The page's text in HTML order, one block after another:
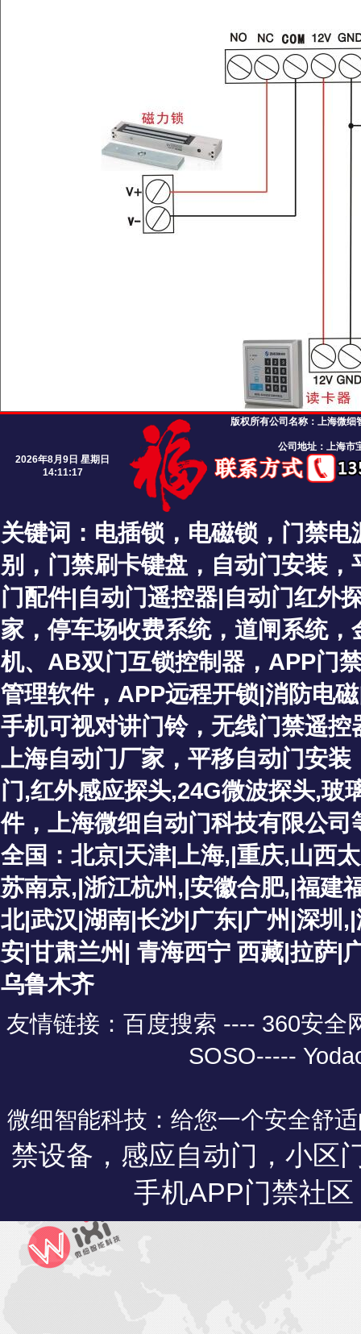
2026年8月9日 星期日
14:11:18
版权所有公司名称： 上海微细
公司地址：上海市
关键词： 电插锁 ， 电磁锁 ， 门禁电
别 ， 门禁刷卡键盘 ， 自动门安装 ，
门配件|自动门遥控器|自动门红外
家 ，停车场收费系统，道闸系统，
机、 AB双门互锁控制器 ， APP门
管理软件， APP远程开锁|消防电
手机可视对讲门铃， 无线门禁遥控
上海自动门厂家 ， 平移自动门安装
门,红外感应探头,24G微波探头,玻
件，上海微细自动门科技有限公司
全国：北京|天津|上海,|重庆,山西
苏南京,|浙江杭州,|安徽合肥,|福建
北|武汉|湖南|长沙|广东|广州|深圳
安|甘肃兰州| 青海西宁 西藏|拉萨|
乌鲁木齐
友情链接：百度搜索 ---- 360安全
SOSO-----
微细智能科技：给您一个安全舒
禁设备，感应自动门，小区
手机APP门禁社